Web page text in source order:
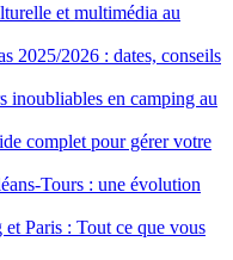
et multimédia au
2025/2026 : dates, conseils
inoubliables en camping au
complet pour gérer votre
Tours : une évolution
Paris : Tout ce que vous